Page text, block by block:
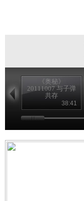
《奥秘》
20111007 与子弹
共存
38:41